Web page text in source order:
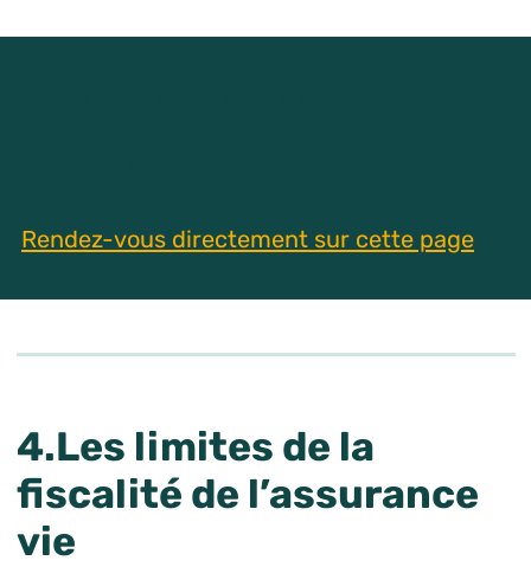
Rendez-vous directement sur cette page
4.Les limites de la
fiscalité de l’assurance
vie